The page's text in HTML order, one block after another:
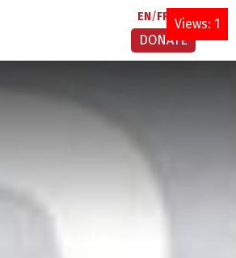
EN FR AR
DONATE
Views: 1